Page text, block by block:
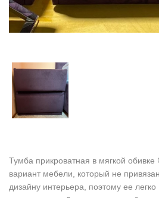
Тумба прикроватная в мягкой обивке
вариант мебели, который не
дизайну интерьера, поэтому ее